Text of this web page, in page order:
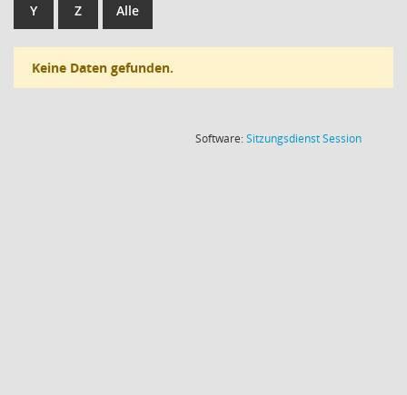
Y Z Alle
Keine Daten gefunden.
Software:SitzungsdienstSession(Wird in